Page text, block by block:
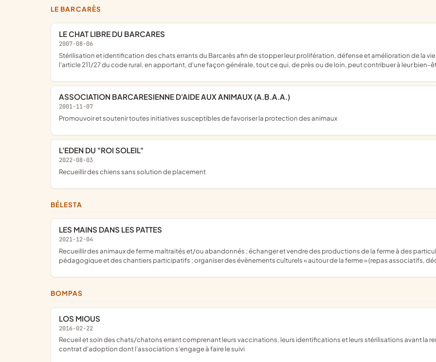
LE BARCARÈS
LE CHAT LIBRE DU BARCARES
2007-08-06
stérilisation et identification des chats errants du Barcarès afin de stopper leur prolifération, défense et amélioration de la vie des chats libres en assurant leur domiciliation selon
l'article 211/27 du code rural, en apportant, d'une façon générale, tout ce qui, de près ou de loin, peut contribuer à leur bien-
ASSOCIATION BARCARESIENNE D'AIDE AUX ANIMAUX (A.B.A.A.)
2001-11-07
promouvoir et soutenir toutes initiatives susceptibles de favoriser la protection des animaux
L'EDEN DU "ROI SOLEIL"
2022-08-03
recueillir des chiens sans solution de placement
BÉLESTA
LES MAINS DANS LES PATTES
2021-12-04
recueillir des animaux de ferme maltraités et/ou abandonnés ; échanger et vendre des productions de la ferme à des particuliers et des restaurateurs ; mettre en place une ferme
pédagogique et des chantiers participatifs ; organiser des évènements culturels « autour de la ferme » (repas associatifs,
BOMPAS
LOS MIOUS
2016-02-22
recueil et soin des chats/chatons errant comprenant leurs vaccinations, leurs identifications et leurs stérilisations avant la remise dans leur milieu naturel ou leur placement par
contrat d'adoption dont l'association s'engage à faire le suivi